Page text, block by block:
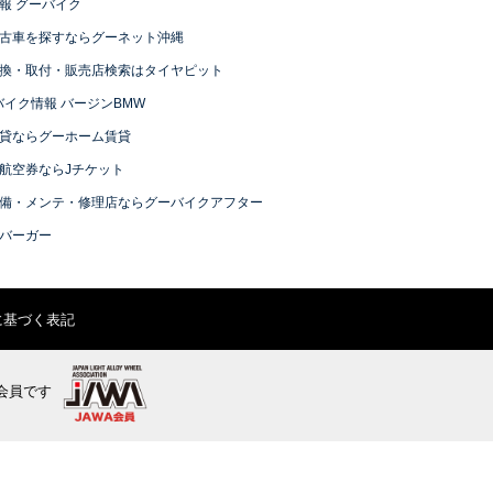
グーバイク
車を探すならグーネット沖縄
・取付・販売店検索はタイヤピット
イク情報 バージンBMW
ならグーホーム賃貸
空券ならJチケット
・メンテ・修理店ならグーバイクアフター
ーガー
づく表記
員です